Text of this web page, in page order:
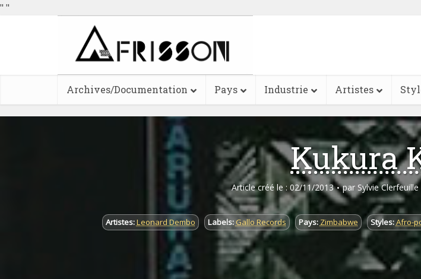
" "
Archives/Documentation Pays Industrie Artistes
Kukura
Article créé le : 02/11/2013 par Sylvie Clerfeuille
Artistes:Leonard Dembo Labels:Gallo Records Pays: Zimbabwe Styles:Afro-